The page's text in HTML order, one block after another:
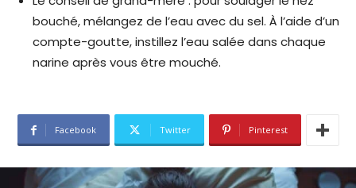
bouché, mélangez de l’eau avec du sel. À l’aide d’un
compte-goutte, instillez l’eau salée dans chaque
narine après vous être mouché.
Facebook Twitter Pinterest